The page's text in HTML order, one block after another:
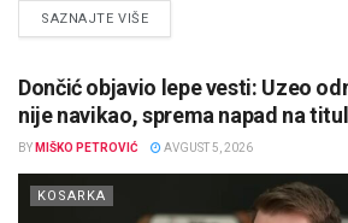
SAZNAJTE VIŠEDETAILS
Dončić objavio lepe vesti: Uzeo
nije navikao, sprema napad na
BY MIŠKO PETROVIĆ AVGUST 5, 2026
KOSARKA